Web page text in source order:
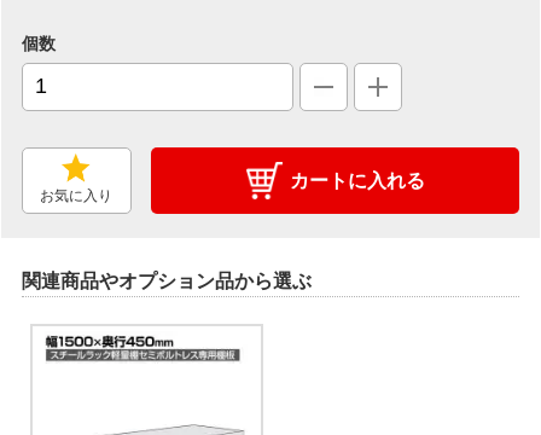
個数
お気に入り
カートに入れる
関連商品やオプション品から選ぶ